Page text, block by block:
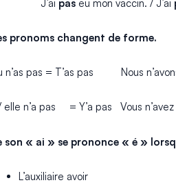
pas eu mon vaccin. / J’ai
pronoms changent de forme.
n’as pas = T’as pas Nous
elle n’a pas = Y’a pas Vous
son « ai » se prononce « é »
L’auxiliaire avoir